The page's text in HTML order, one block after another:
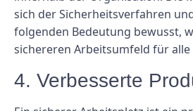
sich der Sicherheitsverfahren
folgenden Bedeutung bewusst,
sichereren Arbeitsumfeld für
4. Verbesserte